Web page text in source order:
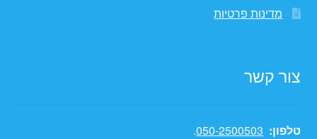
מדינות פרטיות
צור קשר
טלפון: 050-2500503
.